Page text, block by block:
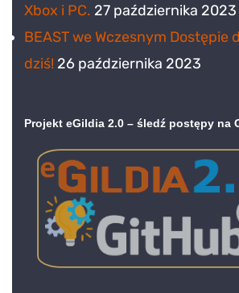
Xbox i PC. 27 października 2023
BEAST we Wczesnym Dostępie
dziś! 26 października 2023
Projekt eGildia 2.0 – śledź postępy na